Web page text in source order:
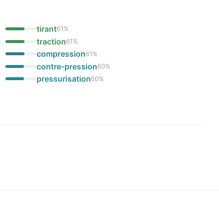
tirant61 %
traction61 %
compression61%
contre-pression60%
pressurisation60%